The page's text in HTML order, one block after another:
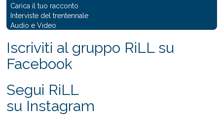
Carica il tuo racconto
Interviste del trentennale
Audio e Video
Iscriviti al gruppo RiLL su
Facebook
Segui RiLL
su Instagram